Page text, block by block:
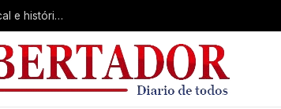
Virasoro inauguró la 7ª Feria del Libro con un fuerte acento local e histórico